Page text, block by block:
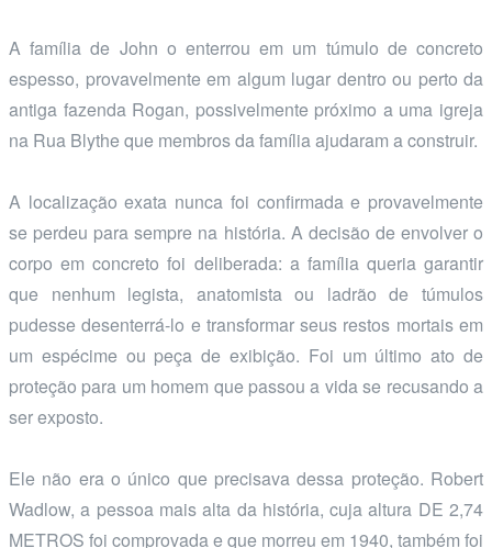
A família de John o enterrou em um túmulo de concreto
espesso, provavelmente em algum lugar dentro ou perto da
antiga fazenda Rogan, possivelmente próximo a uma igreja
na Rua Blythe que membros da família ajudaram a construir.
A localização exata nunca foi confirmada e provavelmente
se perdeu para sempre na história. A decisão de envolver o
corpo em concreto foi deliberada: a família queria garantir
que nenhum legista, anatomista ou ladrão de túmulos
pudesse desenterrá-lo e transformar seus restos mortais em
um espécime ou peça de exibição. Foi um último ato de
proteção para um homem que passou a vida se recusando a
ser exposto.
Ele não era o único que precisava dessa proteção. Robert
Wadlow, a pessoa mais alta da história, cuja altura DE 2,74
METROS foi comprovada e que morreu em 1940, também foi